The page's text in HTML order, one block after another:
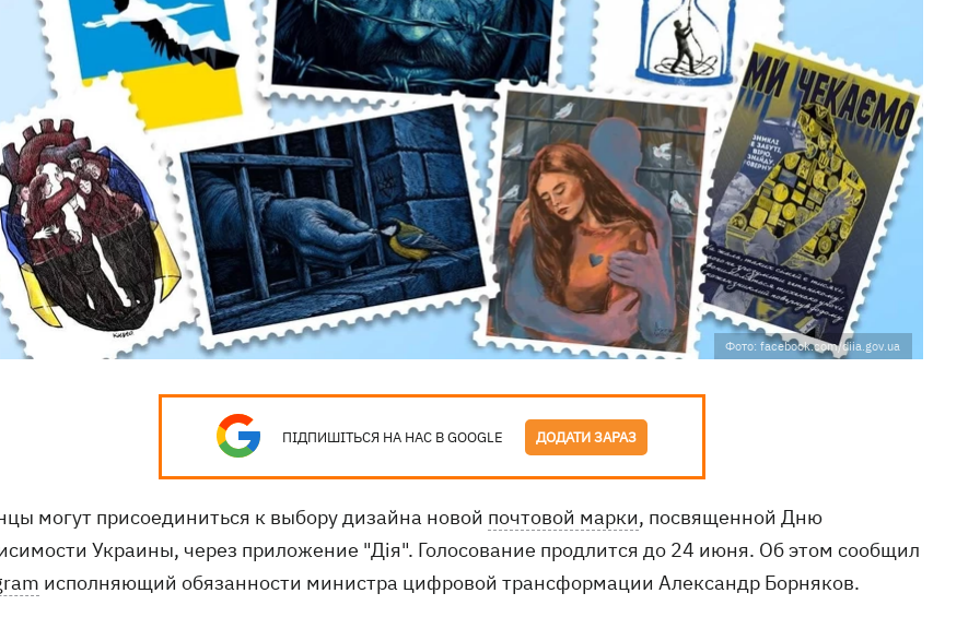
Фото: facebook.com/diia.gov.ua
ПІДПИШІТЬСЯ НА НАС В GOOGLE ДОДАТИ ЗАРАЗ
могут присоединиться к выбору дизайна новой почтовой марки, посвященной Дню
Украины, через приложение "Дія". Голосование продлится до 24 июня. Об этом сообщил
исполняющий обязанности министра цифровой трансформации Александр Борняков.